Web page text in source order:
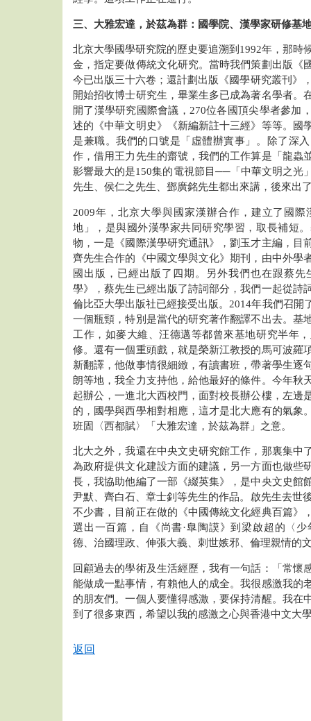
三、大雅宏達，於茲為群：國學院、漢學家研修基
北京大學國學研究院的歷史要追溯到1992年，那時
金，指定要做傳統文化研究。當時我們策劃出版《
今已出版三十六卷；還計劃出版《國學研究叢刊》
開始招收博士研究生，畢業生多已成為著名學者。
開了漢學研究國際會議，270位各國頂尖學者參加
述的《中華文明史》《新編新註十三經》等等。國
是兼職。我們的口號是「虛體辦實事」。除了深
作，借用王力先生的齋號，我們的工作算是「龍蟲
影響最大的是150集的電視節目──「中華文明之光
先生、侯仁之先生、鄧廣銘先生都出來講，後來出
2009年，北京大學與國家漢辦合作，建立了國
地」，是與國外漢學家共同研究學習，取長補短
物，一是《國際漢學研究通訊》，劉玉才主編，目
齊先生合作的《中國文學與文化》期刊，由中外學
國出版，已經出版了四期。另外我們也在跟蔡
學》，蔡先生已經出版了詩詞部分，我們一起從詩
倫比亞大學出版社已經接受出版。2014年我們召開
一個瓶頸，特別是當代的研究著作翻譯不出去。基
工作，如麥大維、汪德邁等都曾來基地研究半年
修。還有一個重頭戲，就是榮新江教授的馬可波羅
新翻譯，他做事情很細緻，有讀書班，帶著學生逐
朗等地，我全力支持他，給他最好的條件。今年秋
起辦公，一進北大西校門，面對校長辦公樓，左邊
的，國學與西學相對相應，這才是北大應有的氣象
班固〈西都賦〉「大雅宏達，於茲為群」之意。
北大之外，我還在中央文史研究館工作，那裏集中
為政府提供文化建設方面的建議，另一方面也做些
長，我協助他編了一部《綴英集》，是中央文史館
尹默、齊白石、章士釗等先生的作品。啟先生去世
不少書，目前正在做的《中國傳統文化經典百篇》
選出一百篇，自《尚書·臯陶謨》到梁啟超的〈
德、治國理政、伸張大義、刺世嫉邪、倫理親情的
回顧過去的學術及生活經歷，我有一句話：「常懷
能做成一點事情，有賴他人的成全。我很感激我的
的朋友們。一個人要懂得感激，要保持清醒。我在
到了很多東西，希望以我的感激之心與香港中文大
返回